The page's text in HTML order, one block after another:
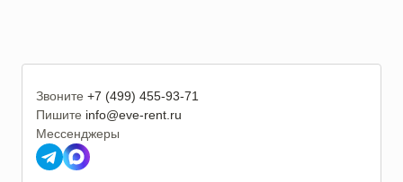
Звоните +7 (499) 455-93-71
Пишите info@eve-rent.ru
Мессенджеры